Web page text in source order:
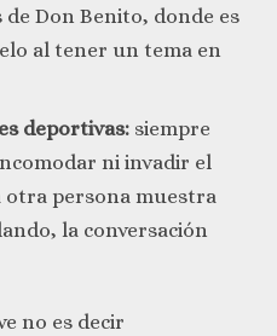
Don Benito, donde es
al tener un tema en
deportivas: siempre
ni invadir el
otra persona muestra
la conversación
no es decir